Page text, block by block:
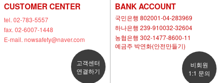
CUSTOMER CENTER
tel. 02-783-5557
fax. 02-6007-1448
E-mail. nowsafety@naver.com
고객센터
연결하기
BANK ACCOUNT
국민은행 802001-04-283969
하나은행 239-910032-32604
농협은행 302-1477-8600-11
예금주 박연화(안전만들기)
비회원
1:1 문의